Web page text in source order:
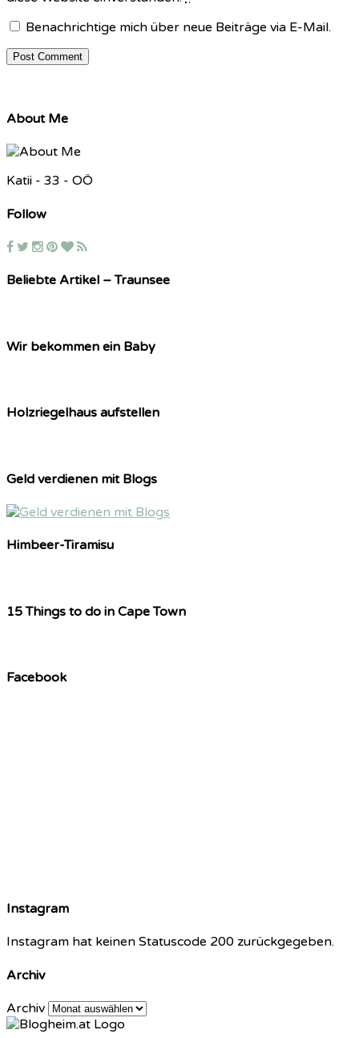
Benachrichtige mich über neue Beiträge via E-Mail.
About Me
Katii - 33 - OÖ
Follow
Beliebte Artikel – Traunsee
Wir bekommen ein Baby
Holzriegelhaus aufstellen
Geld verdienen mit Blogs
Himbeer-Tiramisu
15 Things to do in Cape Town
Facebook
Instagram
Instagram hat keinen Statuscode 200 zurückgegeben.
Archiv
Archiv